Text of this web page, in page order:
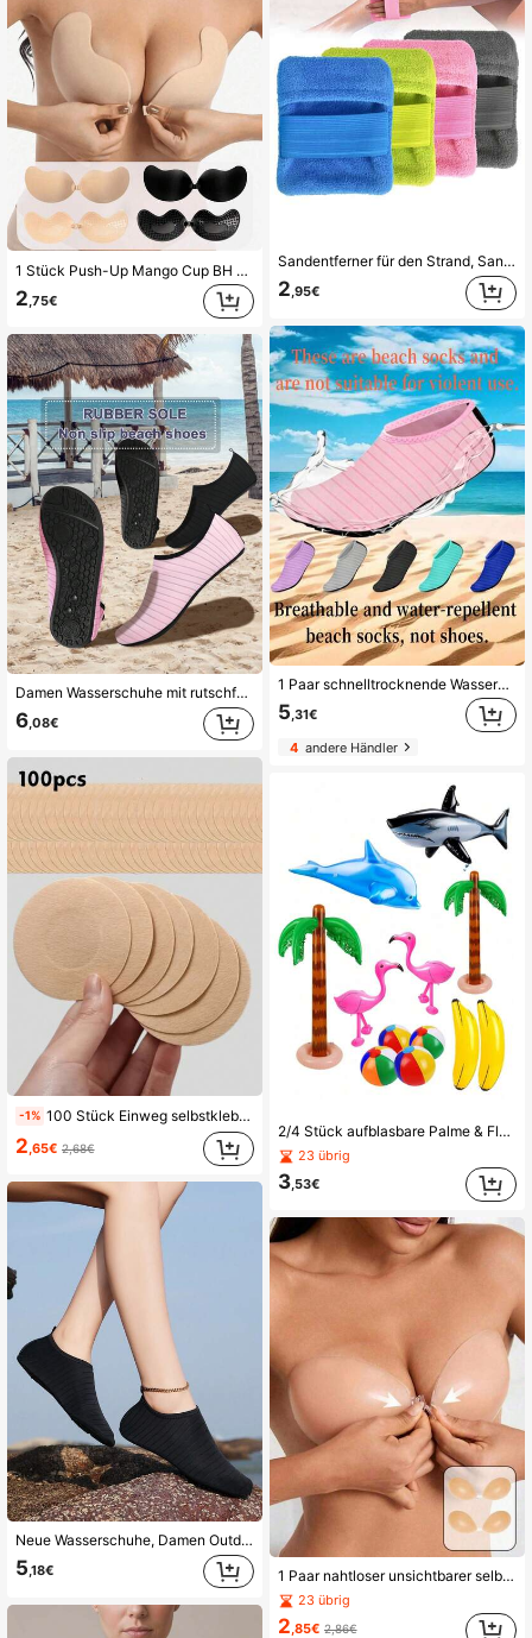
1 Stück Push-Up Mango Cup BH Pad für Damen im Sommer, unsichtbarer Lift-BH Pad, Anti-Entblößung, geeignet für Hochzeiten, Sportbekleidung und Freizeitkleidung
2 ,75€
Damen Wasserschuhe mit rutschfester Gummisohle und schnell trocknend, barfuß Slip-On Sportschuhe für den Strand, weiche Sohle Strandsocken, ideal für Wassersportarten wie Flusswandern, Schwimmen, Surfen, Yoga und Fitness, Strandutensilien, Strandaccessoires, Poolschwimmer
6,08€
-1% 100 Stück Einweg selbstklebende Brustwarzenabdeckungen, aus Vliesstoff, atmungsaktiv und unsichtbar, geeignet für Damen-BHs und BH-Zubehör
2 ,65€ 2,68€
Neue Wasserschuhe, Damen Outdoor Wasserschuhe, Schwarze Wasserschuhe, rutschfest, leicht, bequem, einfach an- und auszuziehen Yoga Schuhe, geeignet für Urlaubs-Reisen, schnell trocknend, Unisex Wasserpark Anti-Cut Schnorchelschuhe, Strandutensilien, Pool Schwimmhilfe
5,18€
Sandentferner für den Strand, Sandentferner-Tasche, Pulverbeutel Sandentferner-Bürste für Strandurlaub Camping-Essentials (enthält kein Talkumpulver), Strand-Essentials, Pool-Schwimmring, sandfrei
2,95€
1 Paar schnelltrocknende Wasserschuhe, rutschfeste Gummisohle Strandschuhe, weiche Sohle, geeignet für Schnorcheln, Sportstrandschuhe, Schwimmen, Bootfahren, Wandern. Yogaschuhe, Bodenschuhe, Surferschuhe - atmungsaktiv und leicht, Unisex Barfuß schnelltrocknende Wasserschuhe. Strandessentials, Strandzubehör, Poolauflage
5,31€
4andere Händler
2/4 Stück aufblasbare Palme & Flamingo Spielzeuge, aufblasbane Banane, Hawaii Party Strand Sommer Pool Party Dekorationen, Pool Aufblasartikel, Strand Utensilien, Pool Schwimmhilfe
23 übrig
3 ,53€
1 Paar nahtloser unsichtbarer selbstklebender Push-up-BH, trägerloser und rückenfreier Silikon-BH, wiederverwendbare wasserfeste Brustwarzenabdeckungen, perfekt für Kleider und Partyoutfits, Silikon-Lift-BH für den Muttertag, Damen-Wäsche
23 übrig
2,85€ 2,86€